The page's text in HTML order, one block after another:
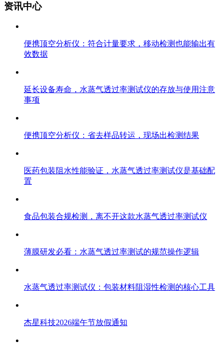
资讯中心
便携顶空分析仪：符合计量要求，移动检测也能输出有
效数据
延长设备寿命，水蒸气透过率测试仪的存放与使用注意
事项
便携顶空分析仪：省去样品转运，现场出检测结果
医药包装阻水性能验证，水蒸气透过率测试仪是基础配
置
食品包装合规检测，离不开这款水蒸气透过率测试仪
薄膜研发必看：水蒸气透过率测试的规范操作逻辑
水蒸气透过率测试仪：包装材料阻湿性检测的核心工具
杰星科技2026端午节放假通知